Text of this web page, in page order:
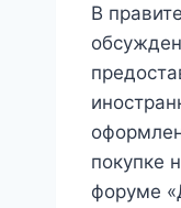
В
покупке
форуме